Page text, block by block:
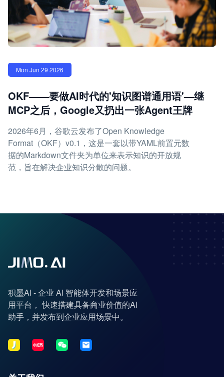
Mon Jun 29 2026
OKF——要做AI时代的'知识图谱通用语'—继
MCP之后，Google又扔出一张Agent王牌
2026年6月，谷歌云发布了Open Knowledge
Format（OKF）v0.1，这是一套以带YAML前置元数
据的Markdown文件夹为单位来表示知识的开放规
范，旨在解决企业知识分散的问题。
积墨AI - 企业 AI 智能体开发和场景应
用平台， 快速搭建具备商业价值的AI
助手，并发布到企业应用场景中。